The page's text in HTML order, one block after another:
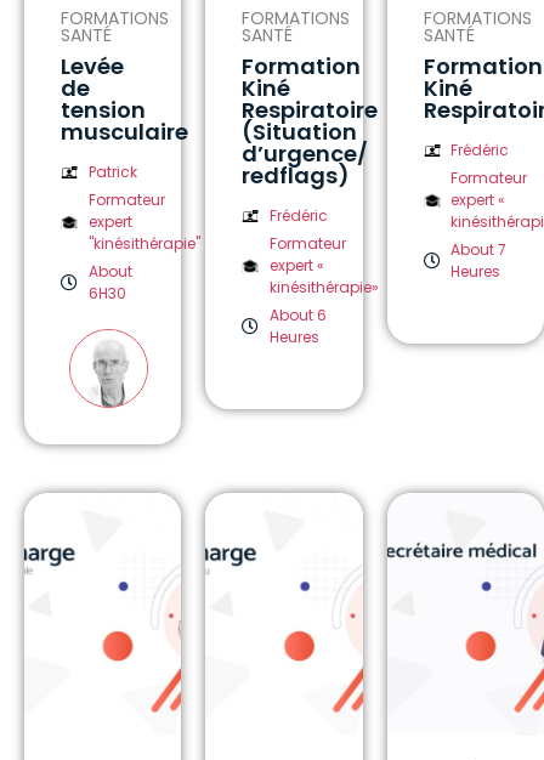
FORMATIONS
SANTÉ
Levée
de
tension
musculaire
Patrick
Formateur
expert
"kinésithérapie"
About
6H30
FORMATIONS
SANTÉ
Formation
Kiné
Respiratoire
(Situation
d’urgence/
redflags)
Frédéric
Formateur
expert «
kinésithérapie»
About 6
Heures
FORMATIONS
SANTÉ
Formation
Kiné
Frédéric
Formateur
expert «
About 7
Heures